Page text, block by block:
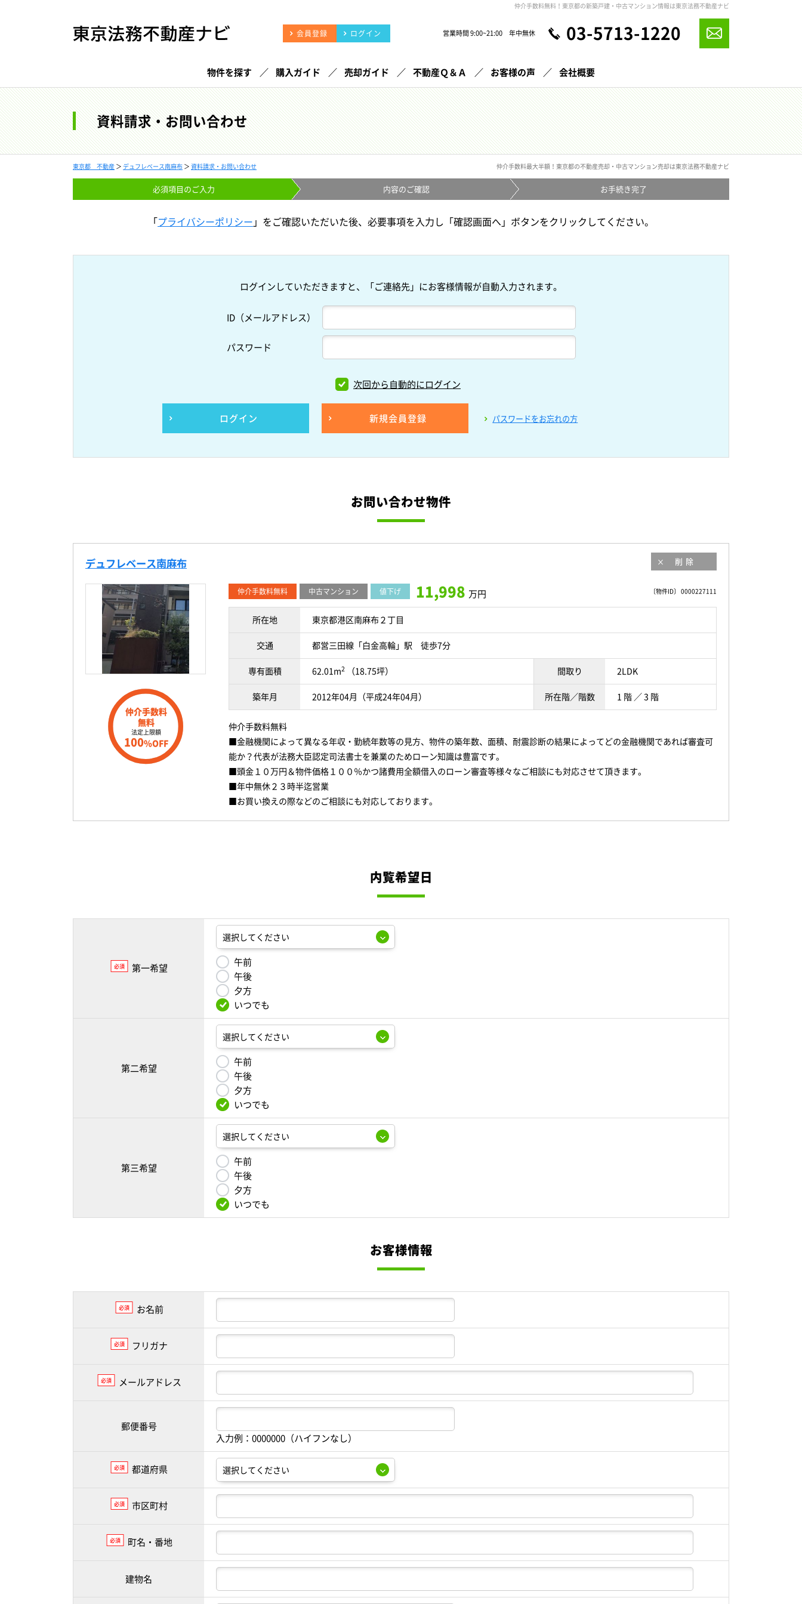
仲介手数料無料！東京都の新築戸建・中古マンション情報は東京法務不動産ナビ
会員登録 ログイン 営業時間 9:00~21:00 年中無休 03-5713-1220
物件を探す 購入ガイド 売却ガイド 不動産Ｑ＆Ａ お客様の声 会社概要
資料請求・お問い合わせ
東京都 不動産 ＞ デュフレベース南麻布 ＞ 資料請求・お問い合わせ 仲介手数料最大半額！東京都の不動産売却・中古マンション売却は東京法務不動産ナビ
必須項目のご入力 内容のご確認 お手続き完了
「プライバシーポリシー 」をご確認いただいた後、必要事項を入力し「確認画面へ」ボタンをクリックしてください。
ログインしていただきますと、「ご連絡先」にお客様情報が自動入力されます。
ID（メールアドレス）
パスワード
次回から自動的にログイン
ログイン 新規会員登録 パスワードをお忘れの方
お問い合わせ物件
デュフレベース南麻布 削除
仲介手数料
無料
法定上限額
100%OFF
〔物件ID〕 0000227111
仲介手数料無料 中古マンション 値下げ 11,998 万円
所在地 東京都港区南麻布２丁目
交通 都営三田線「白金高輪」駅 徒歩7分
専有面積 62.01m2 （18.75坪） 間取り 2LDK
築年月 2012年04月（平成24年04月） 所在階／階数 1 階 ／ 3 階
仲介手数料無料
■金融機関によって異なる年収・勤続年数等の見方、物件の築年数、面積、耐震診断の結果によってどの金融機関であれば審査可
能か？代表が法務大臣認定司法書士を兼業のためローン知識は豊富です。
■頭金１０万円＆物件価格１００％かつ諸費用全額借入のローン審査等様々なご相談にも対応させて頂きます。
■年中無休２３時半迄営業
■お買い換えの際などのご相談にも対応しております。
内覧希望日
必須 第一希望
午前
午後
夕方
いつでも
第二希望
午前
午後
夕方
いつでも
第三希望
午前
午後
夕方
いつでも
お客様情報
必須 お名前
必須 フリガナ
必須 メールアドレス
郵便番号
入力例：0000000（ハイフンなし）
必須 都道府県
必須 市区町村
必須 町名・番地
建物名